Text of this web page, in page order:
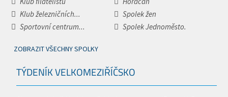
Klub železničních...
Spolek žen
Sportovní centrum...
Spolek Jednoměsto.
ZOBRAZIT VŠECHNY SPOLKY
TÝDENÍK VELKOMEZIŘÍČSKO